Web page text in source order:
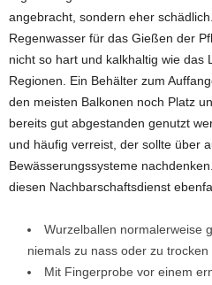
angebracht, sondern eher
Regenwasser für das Gießen der
nicht so hart und kalkhaltig wie das
Regionen. Ein Behälter zum
den meisten Balkonen noch Platz
bereits gut abgestanden genutzt
und häufig verreist, der sollte über
Bewässerungssysteme
diesen Nachbarschaftsdienst
Wurzelballen normalerweise
niemals zu nass oder zu trocken
Mit Fingerprobe vor einem